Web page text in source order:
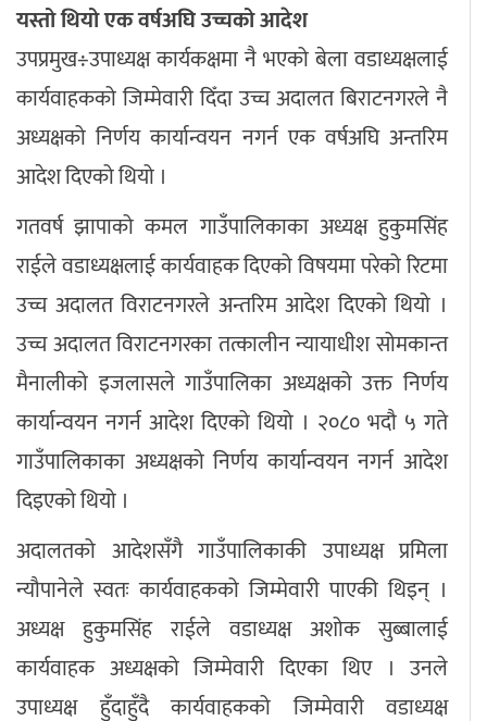
यस्तो थियो एक वर्षअघि उच्चको आदेश
उपप्रमुख÷उपाध्यक्ष कार्यकक्षमा नै भएको बेला वडाध्यक्षलाई
कार्यवाहकको जिम्मेवारी दिँदा उच्च अदालत बिराटनगरले नै
अध्यक्षको निर्णय कार्यान्वयन नगर्न एक वर्षअघि अन्तरिम
आदेश दिएको थियो ।
गतवर्ष झापाको कमल गाउँपालिकाका अध्यक्ष हुकुमसिंह
राईले वडाध्यक्षलाई कार्यवाहक दिएको विषयमा परेको रिटमा
उच्च अदालत विराटनगरले अन्तरिम आदेश दिएको थियो ।
उच्च अदालत विराटनगरका तत्कालीन न्यायाधीश सोमकान्त
मैनालीको इजलासले गाउँपालिका अध्यक्षको उक्त निर्णय
कार्यान्वयन नगर्न आदेश दिएको थियो । २०८० भदौ ५ गते
गाउँपालिकाका अध्यक्षको निर्णय कार्यान्वयन नगर्न आदेश
दिइएको थियो ।
अदालतको आदेशसँगै गाउँपालिकाकी उपाध्यक्ष प्रमिला
न्यौपानेले स्वतः कार्यवाहकको जिम्मेवारी पाएकी थिइन् ।
अध्यक्ष हुकुमसिंह राईले वडाध्यक्ष अशोक सुब्बालाई
कार्यवाहक अध्यक्षको जिम्मेवारी दिएका थिए । उनले
उपाध्यक्ष हुँदाहुँदै कार्यवाहकको जिम्मेवारी वडाध्यक्ष